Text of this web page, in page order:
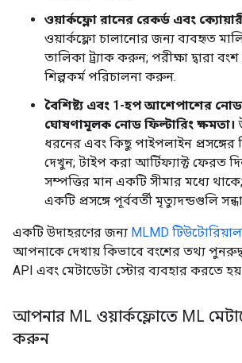
ওয়ার্কফ্লো রানের রেকর্ড এবং
ওয়ার্কফ্লো চালানোর জন্য ব্যবহৃত
তালিকা ট্র্যাক করুন; পরীক্ষা দ্বারা বংশ
শিল্পকর্ম পরিচালনা করুন.
বৈশিষ্ট্য এবং 1-হপ আশেপাশের
ঘোষণামূলক নোড ফিল্টারিং ক্ষমতা।
ধরনের এবং কিছু পাইপলাইন প্রসঙ্গের
দেখুন; টাইপ করা আর্টিফ্যাক্ট ফেরত
সম্পত্তির মান একটি সীমার মধ্যে
একটি প্রসঙ্গে পূর্ববর্তী মৃত্যুদন্ডগুলি
একটি উদাহরণের জন্য MLMD টিউটোরিয়াল
আপনাকে দেখায় কিভাবে বংশের তথ্য
API এবং মেটাডেটা স্টোর ব্যবহার করতে
আপনার ML ওয়ার্কফ্লোতে ML
করুন